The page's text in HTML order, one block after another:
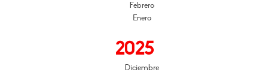
Febrero
Enero
2025
Diciembre